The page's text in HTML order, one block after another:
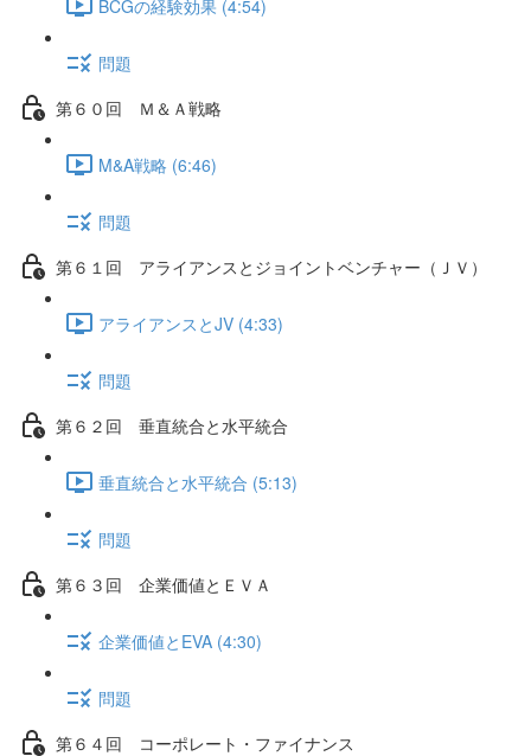
BCGの経験効果 (4:54)
問題
第６０回 Ｍ＆Ａ戦略
M&A戦略 (6:46)
問題
第６１回 アライアンスとジョイントベンチャー（ＪＶ）
アライアンスとJV (4:33)
問題
第６２回 垂直統合と水平統合
垂直統合と水平統合 (5:13)
問題
第６３回 企業価値とＥＶＡ
企業価値とEVA (4:30)
問題
第６４回 コーポレート・ファイナンス